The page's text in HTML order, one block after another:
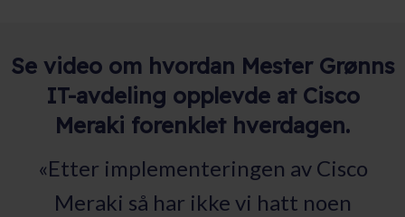
Se video om hvordan Mester Grønns
IT-avdeling opplevde at Cisco
Meraki forenklet hverdagen.
«Etter implementeringen av Cisco
Meraki så har ikke vi hatt noen